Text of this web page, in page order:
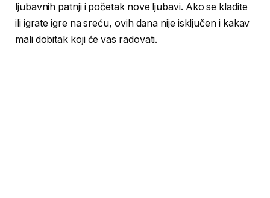
ljubavnih patnji i početak nove ljubavi. Ako se kladite
ili igrate igre na sreću, ovih dana nije isključen i kakav
mali dobitak koji će vas radovati.